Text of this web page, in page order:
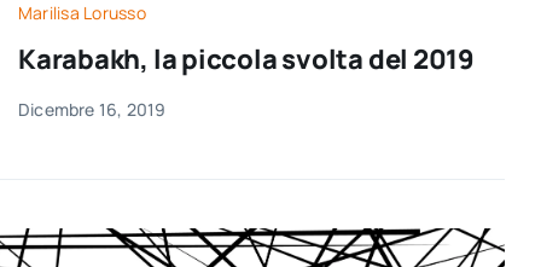
Marilisa Lorusso
Karabakh, la piccola svolta del 2019
Dicembre 16, 2019